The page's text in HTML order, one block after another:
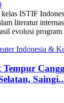
ISTIF
literatur
evolusi program
Tempur